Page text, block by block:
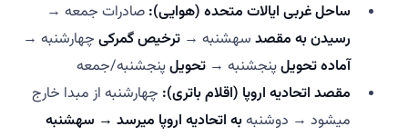
ساحل غربی ایالات متحده (هوایی): صادرات جمعه →
رسیدن به مقصد سهشنبه → ترخیص گمرکی چهارشنبه →
آماده تحویلپنجشنبه → تحویلپنجشنبه/جمعه
مقصد اتحادیه اروپا (اقلام باتری): چهارشنبه از مبدا خارج
میشود → دوشنبهبه اتحادیه اروپا میرسد → سهشنبه